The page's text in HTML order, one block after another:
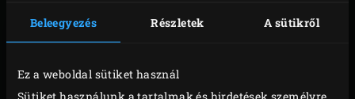
Beleegyezés Részletek A sütikről
Ez a weboldal sütiket használ
Sütiket használunk a tartalmak és hirdetések személyre
felmelegítése során. Ez kíméletesebb az öntöttvasra